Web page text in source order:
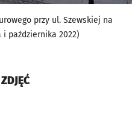
przy ul. Szewskiej na
października 2022)